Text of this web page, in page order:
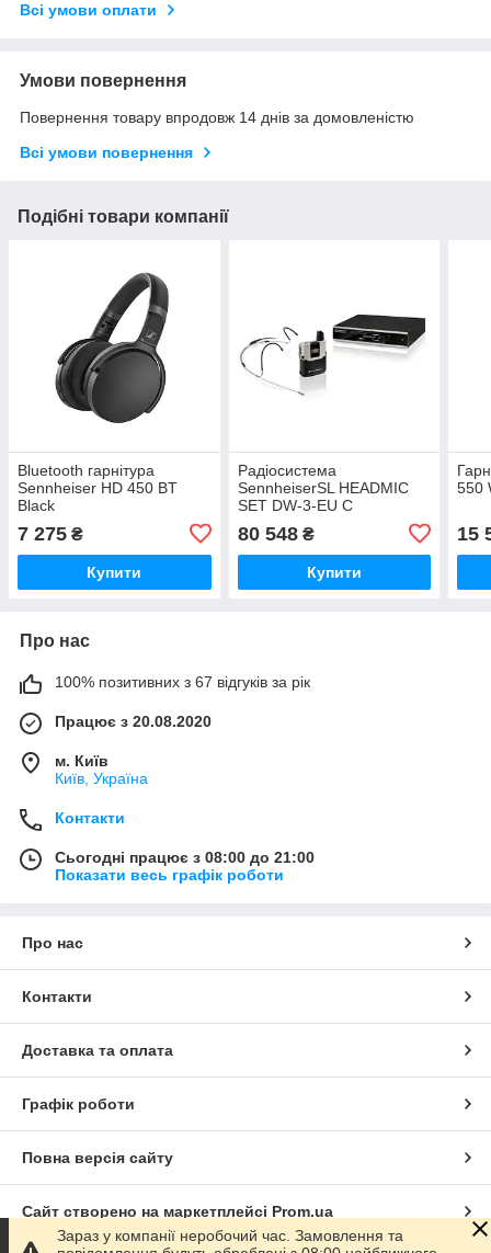
Всі умови оплати
Умови повернення
Повернення товару впродовж 14 днів за домовленістю
Всі умови повернення
Подібні товари компанії
Bluetooth гарнітура
Sennheiser HD 450 BT
Black
7 275 ₴
Купити
Радіосистема
SennheiserSL HEADMIC
SET DW-3-EU C
80 548₴
Купити
550
15
Про нас
100% позитивних з 67 відгуків за рік
Працює з 20.08.2020
м. Київ
Київ, Україна
Контакти
Сьогодні працює з 08:00 до 21:00
Показати весь графік роботи
Про нас
Контакти
Доставка та оплата
Графік роботи
Повна версія сайту
Сайт створено на маркетплейсі Prom.ua
Зараз у компанії неробочий час. Замовлення та